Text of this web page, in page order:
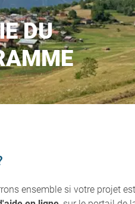
DU
ensemble si votre projet